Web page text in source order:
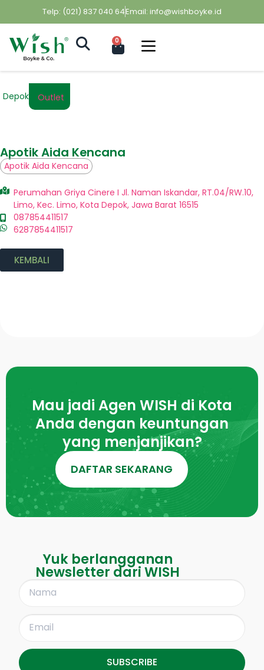
Telp: (021) 837 040 64Email: info@wishboyke.id
0
Depok Outlet
Apotik Aida Kencana
Apotik Aida Kencana
Perumahan Griya Cinere I Jl. Naman Iskandar, RT.04/RW.10,
Limo, Kec. Limo, Kota Depok, Jawa Barat 16515
087854411517
6287854411517
KEMBALI
Mau jadi Agen WISH di Kota
Anda dengan keuntungan
yang menjanjikan?
DAFTAR SEKARANG
Yuk berlangganan
Newsletter dari WISH
SUBSCRIBE